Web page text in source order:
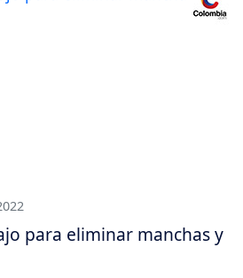
para eliminar manchas y